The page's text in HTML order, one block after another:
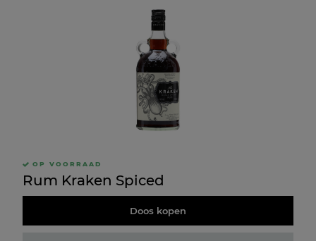
OP VOORRAAD
Rum Kraken Spiced
Doos kopen